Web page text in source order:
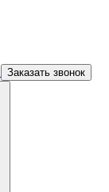
Заказать звонок